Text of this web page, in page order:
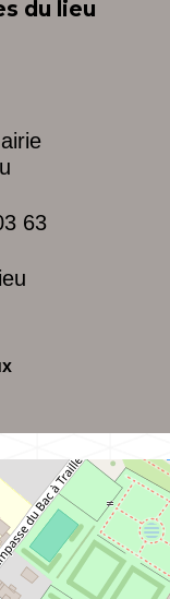
du lieu
63